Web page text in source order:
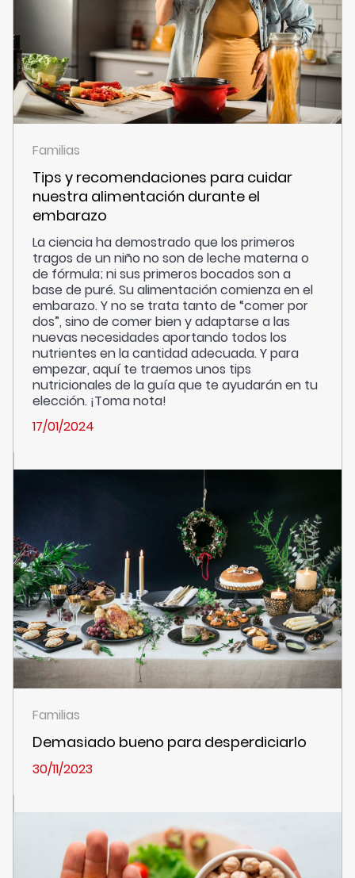
Familias
Tips y recomendaciones para cuidar
nuestra alimentación durante el
embarazo
La ciencia ha demostrado que los primeros
tragos de un niño no son de leche materna o
de fórmula; ni sus primeros bocados son a
base de puré. Su alimentación comienza en el
embarazo. Y no se trata tanto de “comer por
dos”, sino de comer bien y adaptarse a las
nuevas necesidades aportando todos los
nutrientes en la cantidad adecuada. Y para
empezar, aquí te traemos unos tips
nutricionales de la guía que te ayudarán en tu
elección. ¡Toma nota!
17/01/2024
Familias
Demasiado bueno para desperdiciarlo
30/11/2023